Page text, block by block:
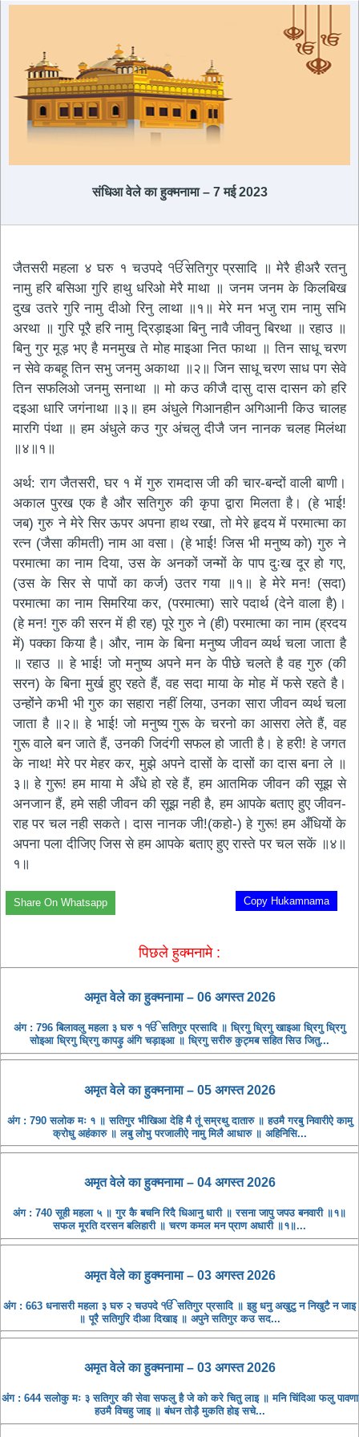
संधिआ वेले का हुक्मनामा – 7 मई 2023
जैतसरी महला ४ घरु १ चउपदे ੴसतिगुर प्रसादि ॥ मेरै हीअरै रतनु
नामु हरि बसिआ गुरि हाथु धरिओ मेरै माथा ॥ जनम जनम के किलबिख
दुख उतरे गुरि नामु दीओ रिनु लाथा ॥१॥ मेरे मन भजु राम नामु सभि
अरथा ॥ गुरि पूरै हरि नामु दि्रड़ाइआ बिनु नावै जीवनु बिरथा ॥ रहाउ ॥
बिनु गुर मूड़ भए है मनमुख ते मोह माइआ नित फाथा ॥ तिन साधू चरण
न सेवे कबहू तिन सभु जनमु अकाथा ॥२॥ जिन साधू चरण साध पग सेवे
तिन सफलिओ जनमु सनाथा ॥ मो कउ कीजै दासु दास दासन को हरि
दइआ धारि जगंनाथा ॥३॥ हम अंधुले गिआनहीन अगिआनी किउ चालह
मारगि पंथा ॥ हम अंधुले कउ गुर अंचलु दीजै जन नानक चलह मिलंथा
॥४॥१॥
अर्थ: राग जैतसरी, घर १ में गुरु रामदास जी की चार-बन्दों वाली बाणी।
अकाल पुरख एक है और सतिगुरु की कृपा द्वारा मिलता है। (हे भाई!
जब) गुरु ने मेरे सिर ऊपर अपना हाथ रखा, तो मेरे हृदय में परमात्मा का
रत्न (जैसा कीमती) नाम आ वसा। (हे भाई! जिस भी मनुष्य को) गुरु ने
परमात्मा का नाम दिया, उस के अनकों जन्मों के पाप दुःख दूर हो गए,
(उस के सिर से पापों का कर्ज) उतर गया ॥१॥ हे मेरे मन! (सदा)
परमात्मा का नाम सिमरिया कर, (परमात्मा) सारे पदार्थ (देने वाला है)।
(हे मन! गुरु की सरन में ही रह) पूरे गुरु ने (ही) परमात्मा का नाम (ह्रदय
में) पक्का किया है। और, नाम के बिना मनुष्य जीवन व्यर्थ चला जाता है
॥ रहाउ ॥ हे भाई! जो मनुष्य अपने मन के पीछे चलते है वह गुरु (की
सरन) के बिना मुर्ख हुए रहते हैं, वह सदा माया के मोह में फसे रहते है।
उन्होंने कभी भी गुरु का सहारा नहीं लिया, उनका सारा जीवन व्यर्थ चला
जाता है ॥२॥ हे भाई! जो मनुष्य गुरू के चरनो का आसरा लेते हैं, वह
गुरू वालेे बन जाते हैं, उनकी जिदंगी सफल हो जाती है। हे हरी! हे जगत
के नाथ! मेरे पर मेहर कर, मुझे अपने दासों के दासों का दास बना ले ॥
३॥ हे गुरू! हम माया मे अँधे हो रहे हैं, हम आतमिक जीवन की सूझ से
अनजान हैं, हमे सही जीवन की सूझ नही है, हम आपके बताए हुए जीवन-
राह पर चल नही सकते। दास नानक जी!(कहो-) हे गुरू! हम अँधियों के
अपना पला दीजिए जिस से हम आपके बताए हुए रास्ते पर चल सकें ॥४॥
१॥
Copy Hukamnama
Share On Whatsapp
पिछले हुक्मनामे :
अमृत ​​वेले का हुक्मनामा – 06 अगस्त 2026
अंग : 796 बिलावलु महला ३ घरु १ ੴ सतिगुर प्रसादि ॥ ध्रिगु ध्रिगु खाइआ ध्रिगु ध्रिगु
सोइआ ध्रिगु ध्रिगु कापड़ु अंगि चड़ाइआ ॥ ध्रिगु सरीरु कुट्मब सहित सिउ जितु...
अमृत ​​वेले का हुक्मनामा – 05 अगस्त 2026
अंग : 790 सलोक मः १ ॥ सतिगुर भीखिआ देहि मै तूं सम्रथु दातारु ॥ हउमै गरबु निवारीऐ कामु
क्रोधु अहंकारु ॥ लबु लोभु परजालीऐ नामु मिलै आधारु ॥ अहिनिसि...
अमृत ​​वेले का हुक्मनामा – 04 अगस्त 2026
अंग : 740 सूही महला ५ ॥ गुर कै बचनि रिदै धिआनु धारी ॥ रसना जापु जपउ बनवारी ॥१॥
सफल मूरति दरसन बलिहारी ॥ चरण कमल मन प्राण अधारी ॥१॥...
अमृत ​​वेले का हुक्मनामा – 03 अगस्त 2026
अंग : 663 धनासरी महला ३ घरु २ चउपदे ੴ सतिगुर प्रसादि ॥ इहु धनु अखुटु न निखुटै न जाइ
॥ पूरै सतिगुरि दीआ दिखाइ ॥ अपुने सतिगुर कउ सद...
अमृत ​​वेले का हुक्मनामा – 03 अगस्त 2026
अंग : 644 सलोकु मः ३ सतिगुर की सेवा सफलु है जे को करे चितु लाइ ॥ मनि चिंदिआ फलु पावणा
हउमै विचहु जाइ ॥ बंधन तोड़ै मुकति होइ सचे...